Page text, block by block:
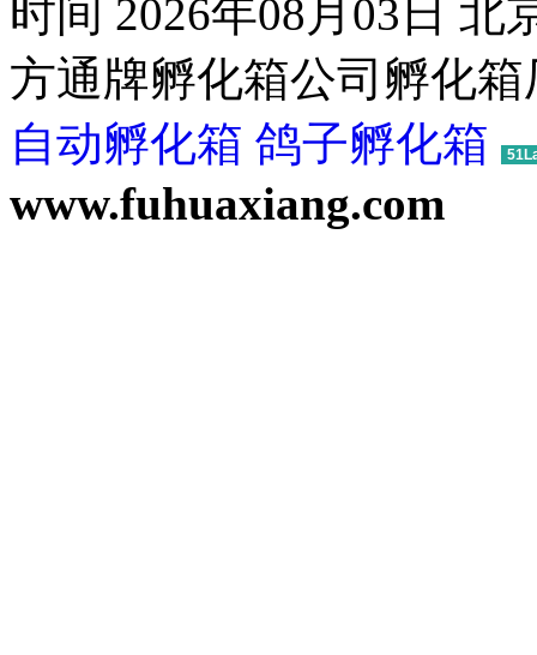
时间 2026年08月03日
方通牌孵化箱公司孵化
自动孵化箱 鸽子孵化箱
www.fuhuaxiang.com